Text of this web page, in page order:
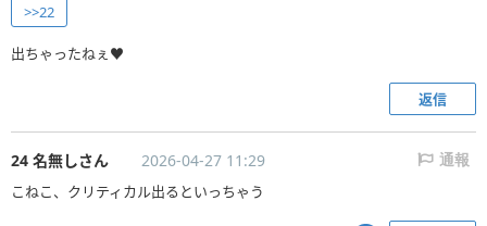
>>22
出ちゃったねぇ♥
返信
24 名無しさん 2026-04-27 11:29 通報
こねこ、クリティカル出るといっちゃう